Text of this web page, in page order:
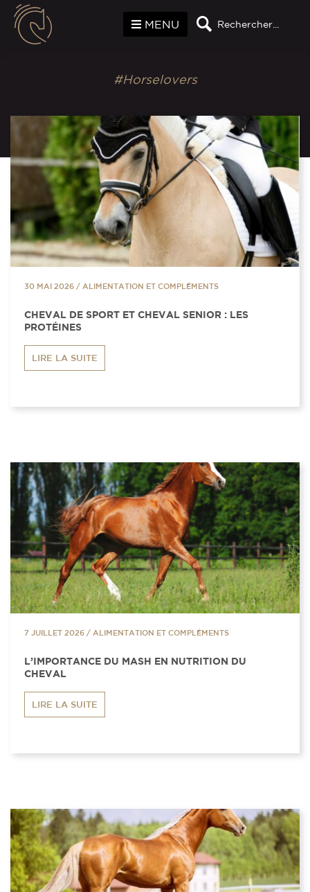
Rechercher...
MENU
#Horselovers
30 MAI 2026 / ALIMENTATION ET COMPLÉMENTS
CHEVAL DE SPORT ET CHEVAL SENIOR : LES
PROTÉINES
LIRE LA SUITE
7 JUILLET 2026 / ALIMENTATION ET COMPLÉMENTS
L’IMPORTANCE DU MASH EN NUTRITION DU
CHEVAL
LIRE LA SUITE
Panneau de gestion des cookies